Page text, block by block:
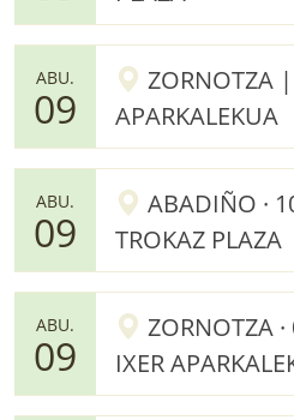
ABU.
09
ZORNOTZA
APARKALEKUA
ABU.
09
ABADIÑO ·
TROKAZ PLAZA
ABU.
09
ZORNOTZA
IXER